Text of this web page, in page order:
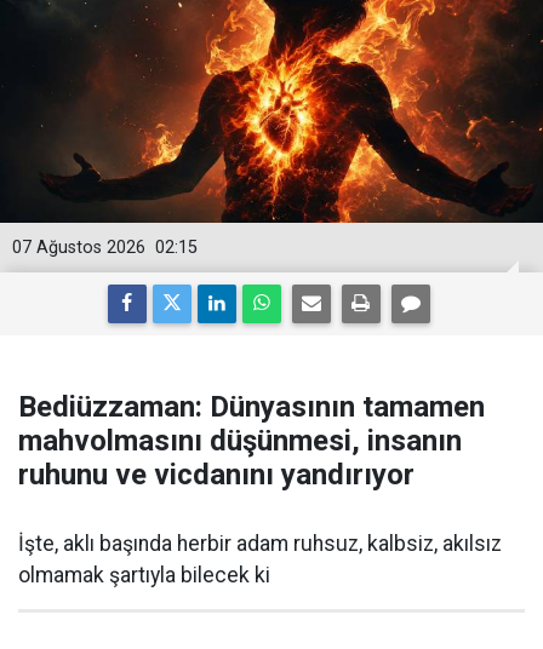
02:15
07 Ağustos 2026
Bediüzzaman: Dünyasının tamamen
mahvolmasını düşünmesi, insanın
ruhunu ve vicdanını yandırıyor
İşte, aklı başında herbir adam ruhsuz, kalbsiz, akılsız
olmamak şartıyla bilecek ki